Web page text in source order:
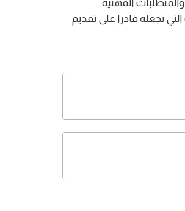
المهنية
تجعله قادرا على تقديم